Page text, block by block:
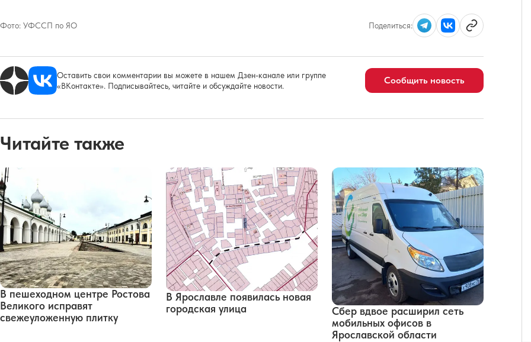
Фото: УФССП по ЯО Поделиться:
Оставить свои комментарии вы можете в нашем Дзен-канале или группе
«ВКонтакте». Подписывайтесь, читайте и обсуждайте новости.
Сообщить новость
Читайте также
В пешеходном центре Ростова
Великого исправят
свежеуложенную плитку
В Ярославле появилась новая
городская улица
Сбер вдвое расширил сеть
мобильных офисов в
Ярославской области